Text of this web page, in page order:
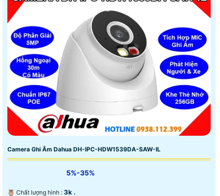
Camera Ghi Âm Dahua DH-IPC-HDW1539DA-SAW-IL
5%-35%
🦉 Chất lượng hình : 3k .